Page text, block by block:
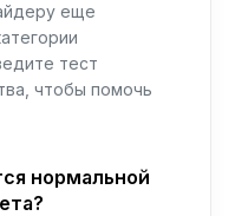
еще
тест
чтобы помочь
нормальной